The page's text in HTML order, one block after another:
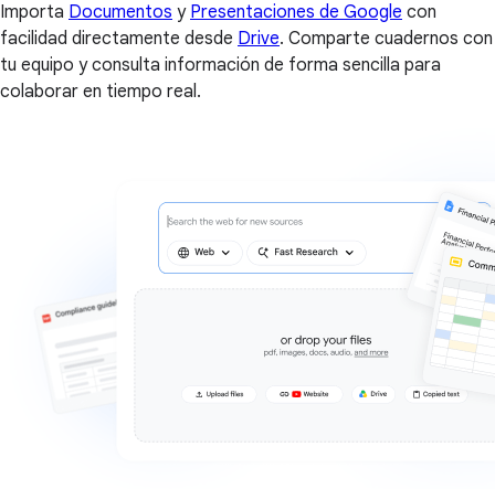
Importa Documentos y Presentaciones de Google con
facilidad directamente desde Drive. Comparte cuadernos con
tu equipo y consulta información de forma sencilla para
colaborar en tiempo real.